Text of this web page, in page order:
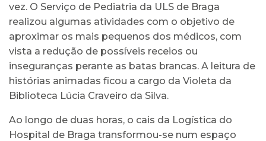
vez. O Serviço de Pediatria da ULS de Braga
realizou algumas atividades com o objetivo de
aproximar os mais pequenos dos médicos, com
vista a redução de possíveis receios ou
inseguranças perante as batas brancas. A leitura de
histórias animadas ficou a cargo da Violeta da
Biblioteca Lúcia Craveiro da Silva.
Ao longo de duas horas, o cais da Logística do
Hospital de Braga transformou-se num espaço